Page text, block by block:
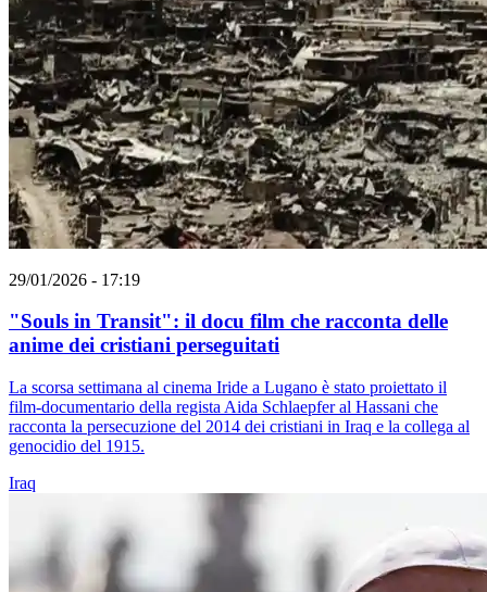
29/01/2026 - 17:19
"Souls in Transit": il docu film che racconta delle
anime dei cristiani perseguitati
La scorsa settimana al cinema Iride a Lugano è stato proiettato il
film-documentario della regista Aida Schlaepfer al Hassani che
racconta la persecuzione del 2014 dei cristiani in Iraq e la collega al
genocidio del 1915.
Iraq